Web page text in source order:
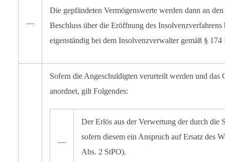
―
Die gepfändeten Vermögenswerte werden dann an
Beschluss über die Eröffnung des
eigenständig bei dem Insolvenzverwalter gemäß § 174
Sofern die Angeschuldigten verurteilt werden und
anordnet, gilt Folgendes:
―
Der Erlös aus der Verwertung der durch die
sofern diesem ein Anspruch auf Ersatz des
Abs. 2 StPO).